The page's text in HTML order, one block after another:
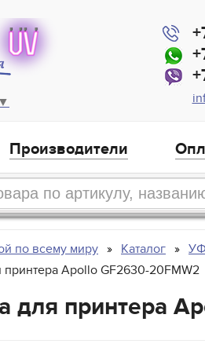
▼
Производители
по всему миру Каталог
Apollo GF2630-20FMW2
для принтера